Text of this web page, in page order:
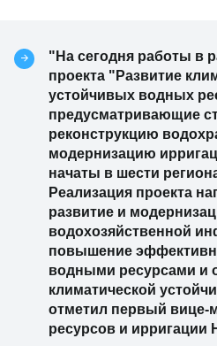
"На сегодня работы в
проекта "Развитие
устойчивых водных
предусматривающие
реконструкцию
модернизацию
начаты в шести
Реализация проекта
развитие и
водохозяйственной
повышение
водными ресурсами и
климатической
отметил первый вице-
ресурсов и